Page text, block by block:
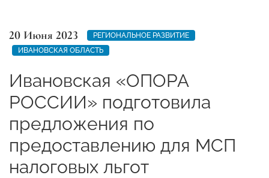
20 Июня 2023
РЕГИОНАЛЬНОЕ РАЗВИТИЕ
ИВАНОВСКАЯ ОБЛАСТЬ
Ивановская «ОПОРА
РОССИИ» подготовила
предложения по
предоставлению для МСП
налоговых льгот